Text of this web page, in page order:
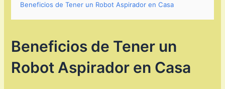
Beneficios de Tener un Robot Aspirador en Casa
Beneficios de Tener un
Robot Aspirador en Casa